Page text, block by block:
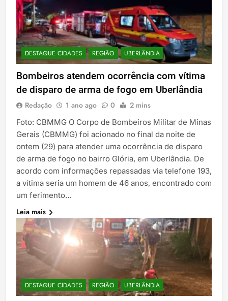
DESTAQUE CIDADES REGIÃO UBERLÂNDIA
Bombeiros atendem ocorrência com vítima
de disparo de arma de fogo em Uberlândia
Redação 1 ano ago 0 2 mins
Foto: CBMMG O Corpo de Bombeiros Militar de Minas
Gerais (CBMMG) foi acionado no final da noite de
ontem (29) para atender uma ocorrência de disparo
de arma de fogo no bairro Glória, em Uberlândia. De
acordo com informações repassadas via telefone 193,
a vítima seria um homem de 46 anos, encontrado com
um ferimento…
Leia mais
DESTAQUE CIDADES REGIÃO UBERLÂNDIA